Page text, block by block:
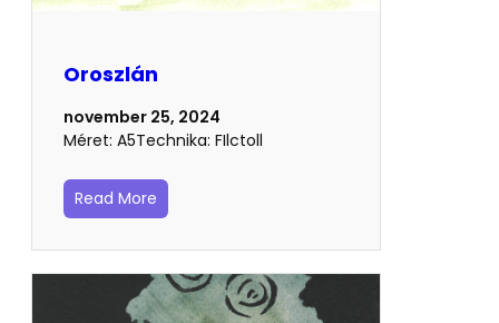
Oroszlán
november 25, 2024
Méret: A5Technika: FIlctoll
Read More